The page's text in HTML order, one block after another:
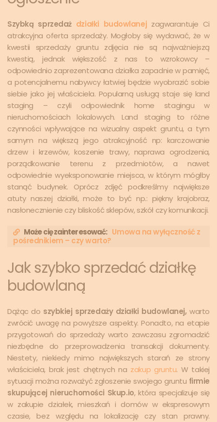
Szybką sprzedaż działki budowlanej zagwarantuje Ci
atrakcyjna oferta sprzedaży. Mogłoby się wydawać, że w
kwestii sprzedaży gruntu zdjęcia nie są najważniejszą
kwestią, jednak większość z nas to wzrokowcy –
odpowiednio zaprezentowana działka zapadnie w pamięć,
a potencjalnemu nabywcy łatwiej będzie wyobrazić sobie
siebie jako jej właściciela. Popularną usługą staje się land
staging – czyli odpowiednik home stagingu w
nieruchomościach lokalowych. Land staging to różne
czynności wpływające na wizualny aspekt gruntu, a tym
samym na większą jego atrakcyjność np: karczowanie
drzew i krzewów, koszenie trawy, naprawa ogrodzenia,
porządkowanie terenu z przedmiotów, a nawet
odpowiednie wyeksponowanie miejsca, w którym mógłby
stanąć budynek. Oprócz zdjęć podkreślmy największe
atuty naszej działki, może to być np.: piękny krajobraz,
nasłonecznienie czy bliskość sklepów, szkół czy komunikacji.
Może cię zainteresować: Umowa na wyłączność z
pośrednikiem – czy warto?
Jak szybko sprzedać działkę
budowlaną
Dążąc do szybkiej sprzedaży działki budowlanej, warto
zwrócić uwagę na powyższe aspekty. Ponadto, na etapie
przygotowań do sprzedaży warto zawczasu zgromadzić
niezbędne do przeprowadzenia transakcji dokumenty.
Niestety, niekiedy mimo największych starań ze strony
właściciela, brak jest chętnych na zakup gruntu. W takiej
sytuacji można rozważyć zgłoszenie swojego gruntu firmie
skupującej nieruchomości Skup.io, która specjalizuje się
w zakupie działek, mieszkań i domów w ekspresowym
czasie, bez względu na lokalizację czy stan prawny.